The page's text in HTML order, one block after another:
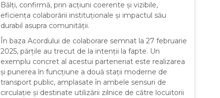
Bălți, confirmă, prin acțiuni coerente și vizibile,
eficiența colaborării instituționale și impactul său
durabil asupra comunității.
În baza Acordului de colaborare semnat la 27 februarie
2025, părțile au trecut de la intenții la fapte. Un
exemplu concret al acestui parteneriat este realizarea
și punerea în funcțiune a două stații moderne de
transport public, amplasate în ambele sensuri de
circulație și destinate utilizării zilnice de către locuitorii